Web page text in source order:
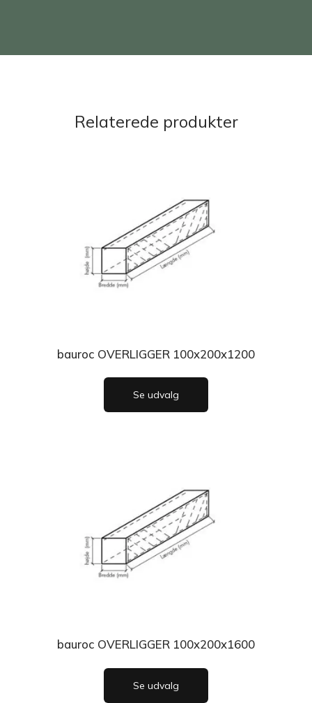
Relaterede produkter
bauroc OVERLIGGER 100x200x1200
Se udvalg
bauroc OVERLIGGER 100x200x1600
Se udvalg